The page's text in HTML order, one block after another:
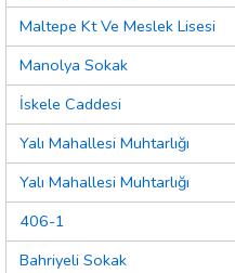
Maltepe Kt Ve Meslek Lisesi
Manolya Sokak
İskele Caddesi
Yalı Mahallesi Muhtarlığı
Yalı Mahallesi Muhtarlığı
406-1
Bahriyeli Sokak